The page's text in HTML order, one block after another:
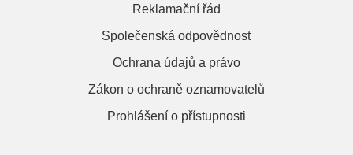
Reklamační řád
Společenská odpovědnost
Ochrana údajů a právo
Zákon o ochraně oznamovatelů
Prohlášení o přístupnosti